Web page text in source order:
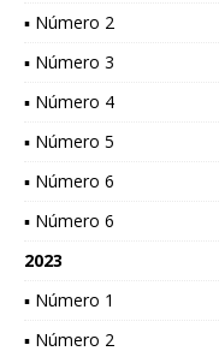
▪ Número 2
▪ Número 3
▪ Número 4
▪ Número 5
▪ Número 6
▪ Número 6
2023
▪ Número 1
▪ Número 2